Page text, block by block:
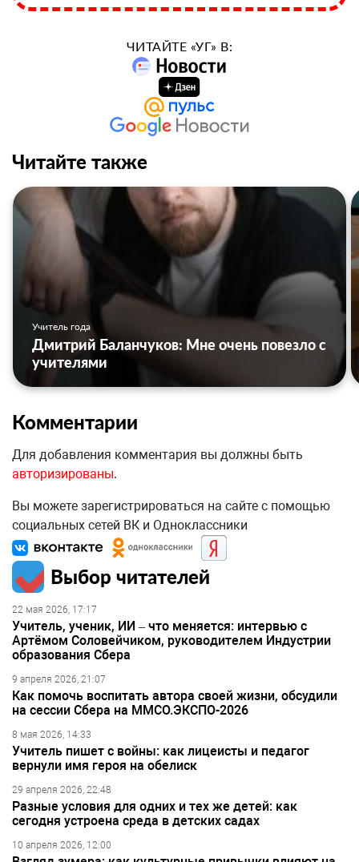
ЧИТАЙТЕ «УГ» В:
Читайте также
Учитель года
Дмитрий Баланчуков: Мне очень повезло с
учителями
Комментарии
Для добавления комментария вы должны быть
авторизированы.
Вы можете зарегистрироваться на сайте с помощью
социальных сетей ВК и Одноклассники
Выбор читателей
22 мая 2026, 17:17
Учитель, ученик, ИИ – что меняется: интервью с
Артёмом Соловейчиком, руководителем Индустрии
образования Сбера
9 апреля 2026, 21:07
Как помочь воспитать автора своей жизни, обсудили
на сессии Сбера на ММСО.ЭКСПО-2026
8 мая 2026, 14:33
Учитель пишет с войны: как лицеисты и педагог
вернули имя героя на обелиск
29 апреля 2026, 22:48
Разные условия для одних и тех же детей: как
сегодня устроена среда в детских садах
10 апреля 2026, 12:00